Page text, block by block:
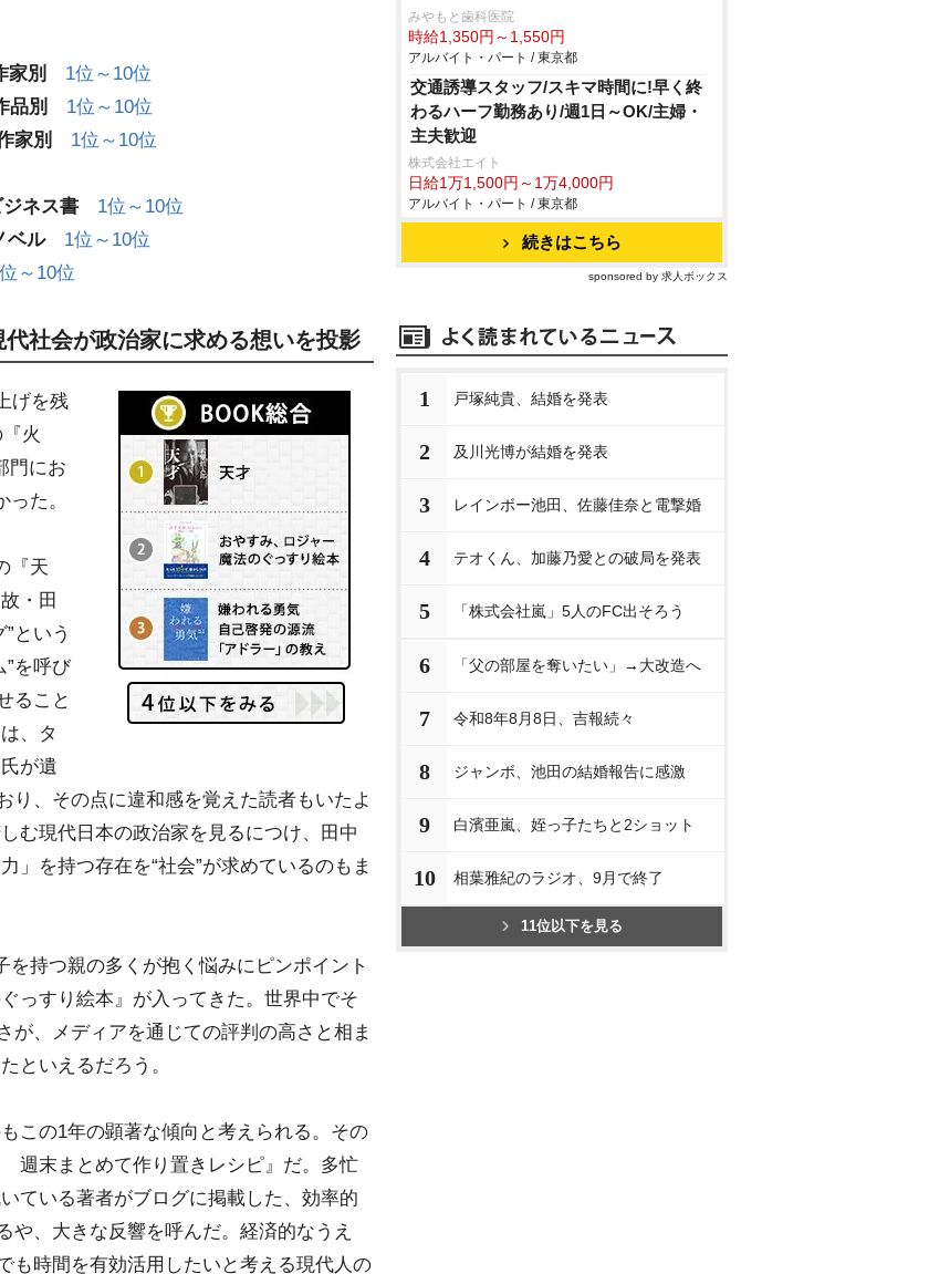
別
1位～10位
別
1位～10位
家別
1位～10位
ネス書
1位～10位
ベル
1位～10位
～10位
社会が政治家に求める想いを投影
げを残
火
門にお
た。
『天
・田
という
”を呼び
ること
、タ
氏が
り、その点に違和感を覚えた読者もいたよ
む現代日本の政治家を見るにつけ、田中
」を持つ存在を“社会”が求めているのもま
持つ親の多くが抱く悩みにピンポイント
っすり絵本』が入ってきた。世界中でそ
が、メディアを通じての評判の高さと相ま
といえるだろう。
この1年の顕著な傾向と考えられる。その
週末まとめて作り置きレシピ』だ。多忙
ている著者がブログに掲載した、効率的
や、大きな反響を呼んだ。経済的なうえ
も時間を有効活用したいと考える現代人の
みやもと歯科医院
時給1,350円～1,550円
アルバイト・パート / 東京都
交通誘導スタッフ/スキマ時間に!早く終
わるハーフ勤務あり/週1日～OK/主婦・
主夫歓迎
株式会社エイト
日給1万1,500円～1万4,000円
アルバイト・パート / 東京都
続きはこちら
sponsored by 求人ボックス
1 戸塚純貴、結婚を発表
2 及川光博が結婚を発表
3 レインボー池田、佐藤佳奈と電撃婚
4 テオくん、加藤乃愛との破局を発表
5 「株式会社嵐」5人のFC出そろう
6 「父の部屋を奪いたい」→大改造へ
7 令和8年8月8日、吉報続々
8 ジャンボ、池田の結婚報告に感激
9 白濱亜嵐、姪っ子たちと2ショット
10 相葉雅紀のラジオ、9月で終了
11位以下を見る